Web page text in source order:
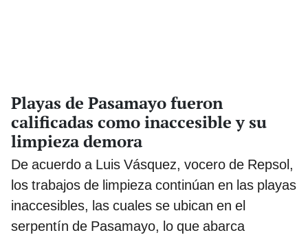
Playas de Pasamayo fueron
calificadas como inaccesible y su
limpieza demora
De acuerdo a Luis Vásquez, vocero de Repsol,
los trabajos de limpieza continúan en las playas
inaccesibles, las cuales se ubican en el
serpentín de Pasamayo, lo que abarca